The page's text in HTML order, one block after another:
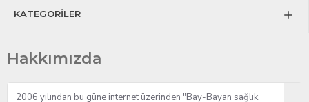
KATEGORİLER
Hakkımızda
2006 yılından bu güne internet üzerinden "Bay-Bayan sağlık,